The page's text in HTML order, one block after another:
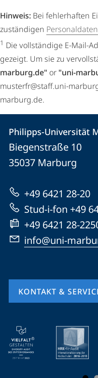
Hinweis: Bei fehlerhaften
zuständigen
1 Die vollständige E-Mail-
gezeigt. Um sie zu
marburg.de" or "uni-
musterfr@staff.uni-
marburg.de.
Kontakt
und
Informationen
zur
Website
Philipps-
Universität
Philipps-Universität
Biegenstraße 10
35037 Marburg
+49 6421 28-20
Stud-i-fon +49
+49 6421 28-
info@uni-
KONTAKT &
Mobile-
Service-
Navigation